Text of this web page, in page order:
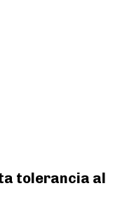
tolerancia al